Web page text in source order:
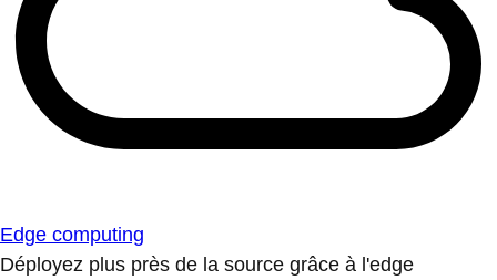
Edge computing
Déployez plus près de la source grâce à l'edge